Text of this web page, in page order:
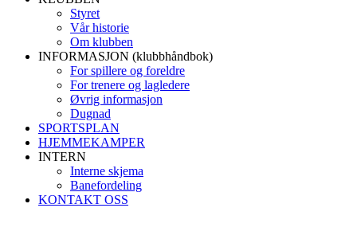
Styret
Vår historie
Om klubben
INFORMASJON (klubbhåndbok)
For spillere og foreldre
For trenere og lagledere
Øvrig informasjon
Dugnad
SPORTSPLAN
HJEMMEKAMPER
INTERN
Interne skjema
Banefordeling
KONTAKT OSS